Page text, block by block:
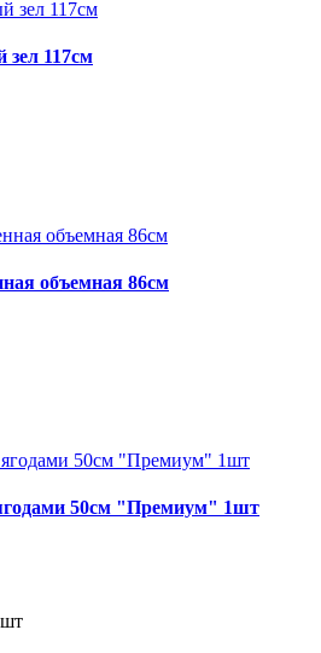
зел 117см
объемная 86см
50см "Премиум" 1шт